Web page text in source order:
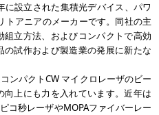
設立された集積光デバイス、パワ
トアニアのメーカーです。同社の主
立方法、およびコンパクトで高効
試作および製造業の発展に新たな
ンパクトCW マイクロレーザのビー
上にも力を入れています。近年は
コ秒レーザやMOPAファイバーレー